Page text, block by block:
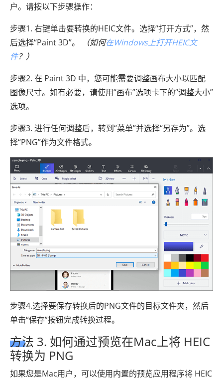
户。请按以下步骤操作：
步骤1. 右键单击要转换的HEIC文件。选择“打开方式”，然
后选择“Paint 3D”。
（如何在Windows上打开HEIC文
件？）
步骤2. 在 Paint 3D 中，您可能需要调整画布大小以匹配
图像尺寸。如有必要，请使用“画布”选项卡下的“调整大小”
选项。
步骤3. 进行任何调整后，转到“菜单”并选择“另存为”。选
择“PNG”作为文件格式。
步骤4.选择要保存转换后的PNG文件的目标文件夹，然后
单击“保存”按钮完成转换过程。
方法 3. 如何通过预览在Mac上将 HEIC
转换为 PNG
如果您是Mac用户，可以使用内置的预览应用程序将 HEIC